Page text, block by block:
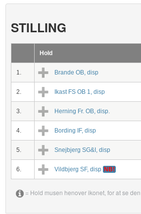
STILLING
Hold
1. Brande OB, disp
2. Ikast FS OB 1, disp
3. Herning Fr. OB, disp.
4. Bording IF, disp
5. Snejbjerg SG&I, disp
6. Vildbjerg SF, disp NB!
= Hold musen henover ikonet, for at se